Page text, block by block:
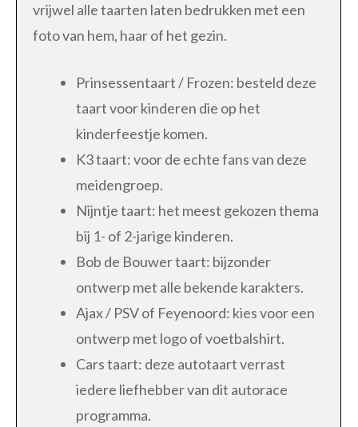
vrijwel alle taarten laten bedrukken met een
foto van hem, haar of het gezin.
Prinsessentaart / Frozen: besteld deze
taart voor kinderen die op het
kinderfeestje komen.
K3 taart: voor de echte fans van deze
meidengroep.
Nijntje taart: het meest gekozen thema
bij 1- of 2-jarige kinderen.
Bob de Bouwer taart: bijzonder
ontwerp met alle bekende karakters.
Ajax / PSV of Feyenoord: kies voor een
ontwerp met logo of voetbalshirt.
Cars taart: deze autotaart verrast
iedere liefhebber van dit autorace
programma.